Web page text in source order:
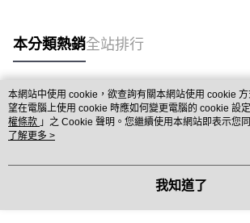
本分類熱銷全站排行
熱門標籤
本網站中使用 cookie，欲查詢有關本網站使用 cookie
望在電腦上使用 cookie 時應如何變更電腦的 cookie 設
權條款 」之 Cookie 聲明。您繼續使用本網站即表示您
用條款之 Cookie 聲明使用 cookie。
了解更多 >
我知道了